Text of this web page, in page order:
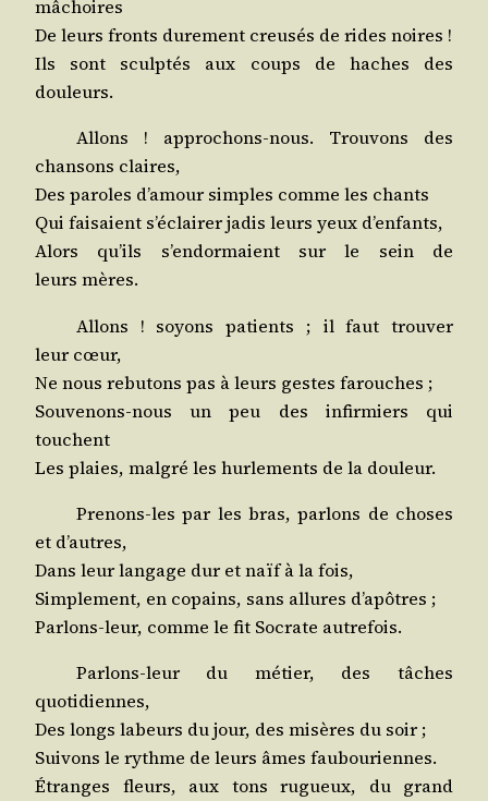
mâchoires
De leurs fronts dure­ment creu­sés de rides noires !
Ils sont sculp­tés aux coups de haches des
douleurs.
Allons ! appro­chons-nous. Trou­vons des
chan­sons claires,
Des paroles d’amour simples comme les chants
Qui fai­saient s’éclairer jadis leurs yeux d’enfants,
Alors qu’ils s’endormaient sur le sein de
leurs mères.
Allons ! soyons patients ; il faut trou­ver
leur cœur,
Ne nous rebu­tons pas à leurs gestes farouches ;
Sou­ve­nons-nous un peu des infir­miers qui
touchent
Les plaies, mal­gré les hur­le­ments de la douleur.
Pre­nons-les par les bras, par­lons de choses
et d’autres,
Dans leur lan­gage dur et naïf à la fois,
Sim­ple­ment, en copains, sans allures d’apôtres ;
Par­lons-leur, comme le fit Socrate autrefois.
Par­lons-leur du métier, des tâches
quotidiennes,
Des longs labeurs du jour, des misères du soir ;
Sui­vons le rythme de leurs âmes faubouriennes.
Étranges fleurs, aux tons rugueux, du grand